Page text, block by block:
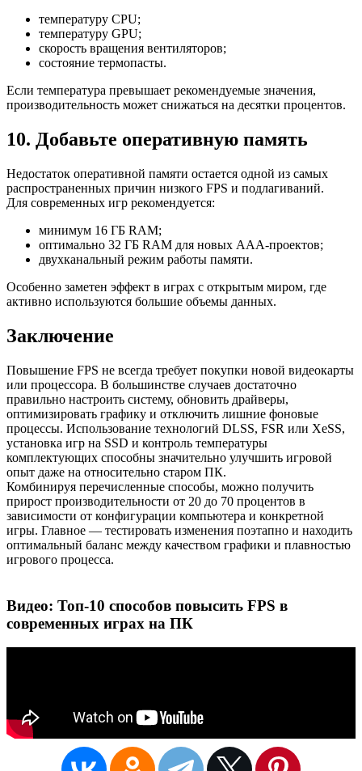
температуру CPU;
температуру GPU;
скорость вращения вентиляторов;
состояние термопасты.
Если температура превышает рекомендуемые значения,
производительность может снижаться на десятки процентов.
10. Добавьте оперативную память
Недостаток оперативной памяти остается одной из самых
распространенных причин низкого FPS и подлагиваний.
Для современных игр рекомендуется:
минимум 16 ГБ RAM;
оптимально 32 ГБ RAM для новых AAA-проектов;
двухканальный режим работы памяти.
Особенно заметен эффект в играх с открытым миром, где
активно используются большие объемы данных.
Заключение
Повышение FPS не всегда требует покупки новой видеокарты
или процессора. В большинстве случаев достаточно
правильно настроить систему, обновить драйверы,
оптимизировать графику и отключить лишние фоновые
процессы. Использование технологий DLSS, FSR или XeSS,
установка игр на SSD и контроль температуры
комплектующих способны значительно улучшить игровой
опыт даже на относительно старом ПК.
Комбинируя перечисленные способы, можно получить
прирост производительности от 20 до 70 процентов в
зависимости от конфигурации компьютера и конкретной
игры. Главное — тестировать изменения поэтапно и находить
оптимальный баланс между качеством графики и плавностью
игрового процесса.
Видео: Топ-10 способов повысить FPS в
современных играх на ПК